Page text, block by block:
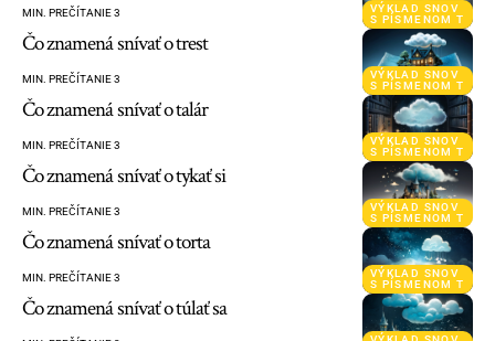
VÝKLAD SNOV
S PÍSMENOM T
MIN. PREČÍTANIE 3
VÝKLAD SNOV
S PÍSMENOM T
Čo znamená snívať o trest
MIN. PREČÍTANIE 3
VÝKLAD SNOV
S PÍSMENOM T
Čo znamená snívať o talár
MIN. PREČÍTANIE 3
VÝKLAD SNOV
S PÍSMENOM T
Čo znamená snívať o tykať si
MIN. PREČÍTANIE 3
VÝKLAD SNOV
S PÍSMENOM T
Čo znamená snívať o torta
MIN. PREČÍTANIE 3
Čo znamená snívať o túlať sa